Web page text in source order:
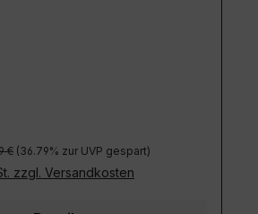
Preis:
€ (36.79% zur UVP gespart)
zzgl. Versandkosten